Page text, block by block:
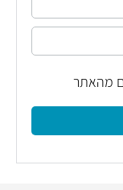
מהאתר